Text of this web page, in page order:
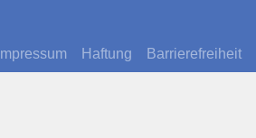
Impressum Haftung Barrierefreiheit